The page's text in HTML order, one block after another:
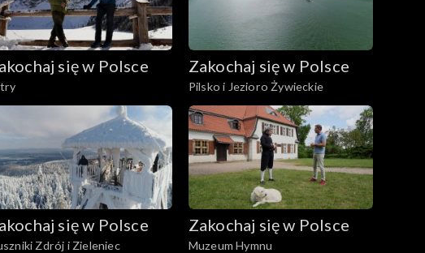
się w Polsce Zakochaj się w Polsce
Pilsko i Jezioro Żywieckie
się w Polsce
Zdrój i Zieleniec
Zakochaj się w Polsce
Muzeum Hymnu